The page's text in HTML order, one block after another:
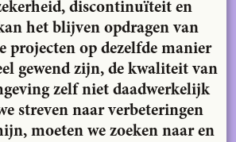
discontinuïteit en
het blijven opdragen van
projecten op dezelfde manier
gewend zijn, de kwaliteit van
zelf niet daadwerkelijk
streven naar verbeteringen
moeten we zoeken naar en